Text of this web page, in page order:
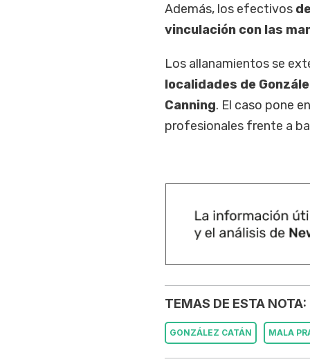
Además, los efectivos
vinculación con las
Los allanamientos se
localidades de
Canning. El caso pone
profesionales frente a
TEMAS DE ESTA NOTA:
GONZÁLEZ CATÁN MALA